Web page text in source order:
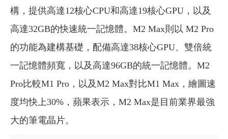
構，提供高達12核心CPU和高達19核心GPU，以及
高達32GB的快速統一記憶體。M2 Max則以 M2 Pro
的功能為建構基礎，配備高達38核心GPU、雙倍統
一記憶體頻寬，以及高達96GB的統一記憶體。M2
Pro比較M1 Pro，以及M2 Max對比M1 Max，繪圖速
度均快上30%，蘋果表示，M2 Max是目前業界最強
大的筆電晶片。